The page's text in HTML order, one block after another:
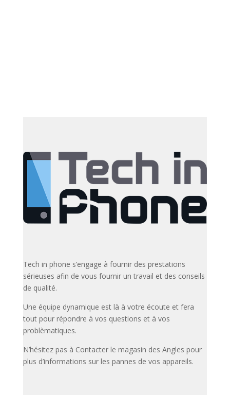
Tech in phone s’engage à fournir des prestations
sérieuses afin de vous fournir un travail et des conseils
de qualité.
Une équipe dynamique est là à votre écoute et fera
tout pour répondre à vos questions et à vos
problèmatiques.
N’hésitez pas à Contacter le magasin des Angles pour
plus d’informations sur les pannes de vos appareils.